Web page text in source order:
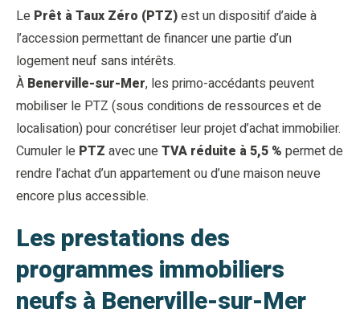
Le Prêt à Taux Zéro (PTZ)est un dispositif d’aide à
l’accession permettant de financer une partie d’un
logement neuf sans intérêts.
À Benerville-sur-Mer, les primo-accédants peuvent
mobiliser le PTZ (sous conditions de ressources et de
localisation) pour concrétiser leur projet d’achat immobilier.
Cumuler le PTZ avec uneTVA réduite à 5,5 % permet de
rendre l’achat d’un appartement ou d’une maison neuve
encore plus accessible.
Les prestations des
programmes immobiliers
neufs à Benerville-sur-Mer